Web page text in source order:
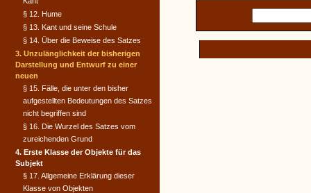
§ 12. Hume
§ 13. Kant und seine Schule
§ 14. Über die Beweise des Satzes
3. Unzulänglichkeit der bisherigen
Darstellung und Entwurf zu einer
neuen
§ 15. Fälle, die unter den bisher
aufgestellten Bedeutungen des Satzes
nicht begriffen sind
§ 16. Die Wurzel des Satzes vom
zureichenden Grund
4. Erste Klasse der Objekte für das
Subjekt
§ 17. Allgemeine Erklärung dieser
Klasse von Objekten